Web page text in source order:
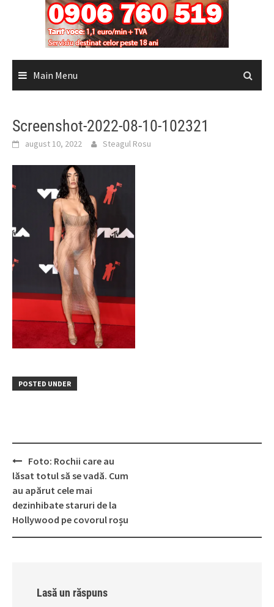
Main Menu
Screenshot-2022-08-10-102321
august 10, 2022 Steagul Rosu
POSTED UNDER
Post
navigation
Foto: Rochii care au
lăsat totul să se vadă. Cum
au apărut cele mai
dezinhibate staruri de la
Hollywood pe covorul roșu
Lasă un răspuns